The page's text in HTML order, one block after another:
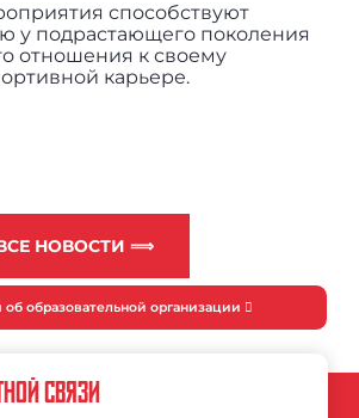
способствуют
у подрастающего поколения
отношения к своему
карьере.
НОВОСТИ ⟹
образовательной организации
СВЯЗИ